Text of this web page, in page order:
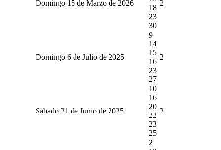
Domingo 15 de Marzo de 2026
18
23
30
2
Domingo 6 de Julio de 2025
9
14
15
16
23
27
2
Sabado 21 de Junio de 2025
10
16
20
22
23
25
2
2